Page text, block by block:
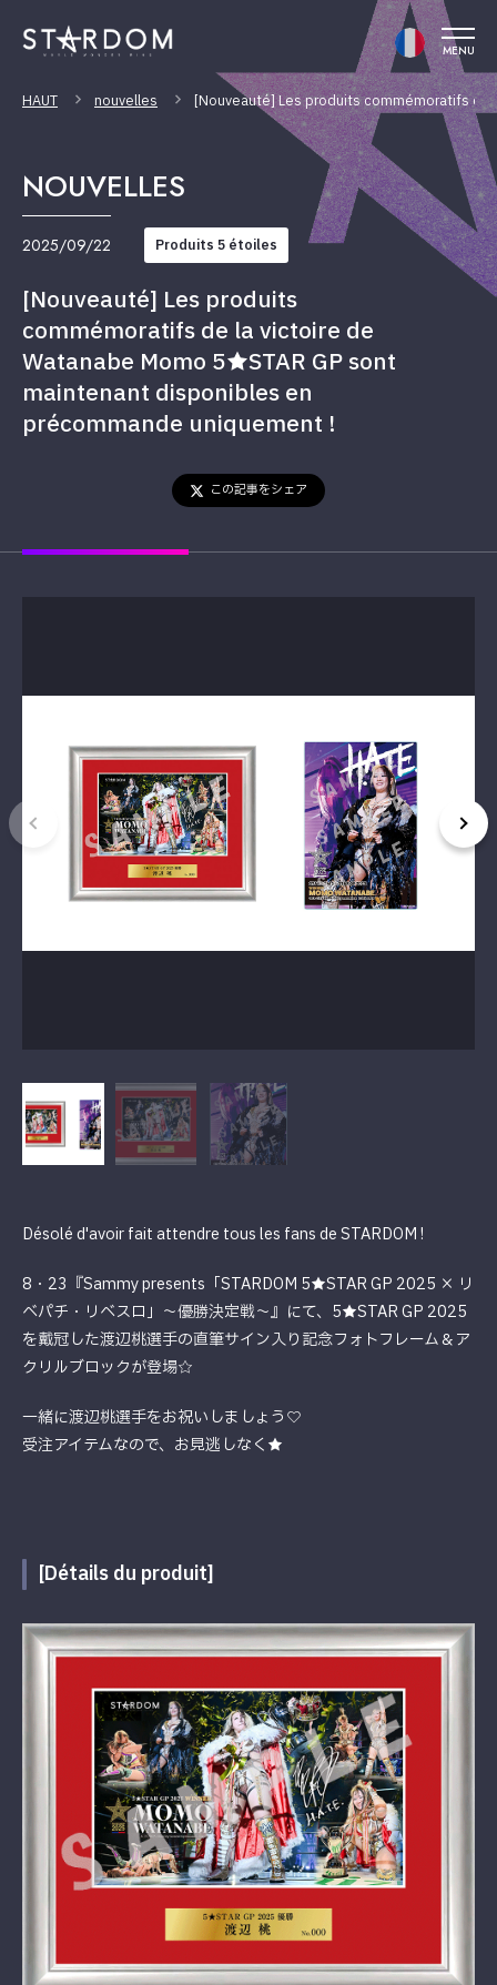
MENU
HAUT nouvelles [Nouveauté] Les produits commémoratifs de
NOUVELLES
2025/09/22 Produits 5 étoiles
[Nouveauté] Les produits
commémoratifs de la victoire de
Watanabe Momo 5★STAR GP sont
maintenant disponibles en
précommande uniquement !
この記事をシェア
Désolé d'avoir fait attendre tous les fans de STARDOM !
8・23『Sammy presents「STARDOM 5★STAR GP 2025 × リ
ベパチ・リベスロ」～優勝決定戦～』にて、5★STAR GP 2025
を戴冠した渡辺桃選手の直筆サイン入り記念フォトフレーム＆ア
クリルブロックが登場☆
一緒に渡辺桃選手をお祝いしましょう♡
受注アイテムなので、お見逃しなく★
[Détails du produit]